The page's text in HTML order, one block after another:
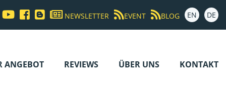
NEWSLETTER EVENT BLOG EN DE
ANGEBOT REVIEWS ÜBER UNS KONTAKT